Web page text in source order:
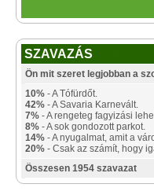
SZAVAZÁS
Ön mit szeret legjobban a
10% - A Tófürdőt.
42% - A Savaria Karnevált.
7% - A rengeteg fagyizási
8% - A sok gondozott parkot.
14% - A nyugalmat, amit a
20% - Csak az számít, hogy
Összesen 1954 szavazat